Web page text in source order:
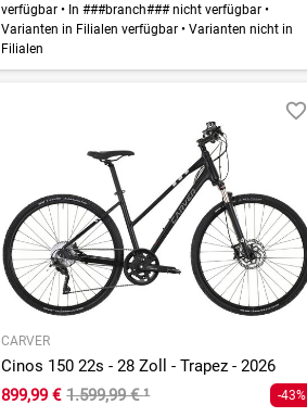
verfügbar• In ###branch### nicht verfügbar•
Varianten in Filialen verfügbar• Varianten nicht in
Filialen
CARVER
Cinos 150 22s - 28 Zoll - Trapez - 2026
899,99 € 1.599,99 €¹ -43%